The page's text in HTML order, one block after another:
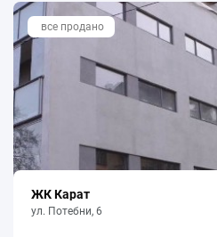
все продано
ЖК Карат
ул. Потебни, 6